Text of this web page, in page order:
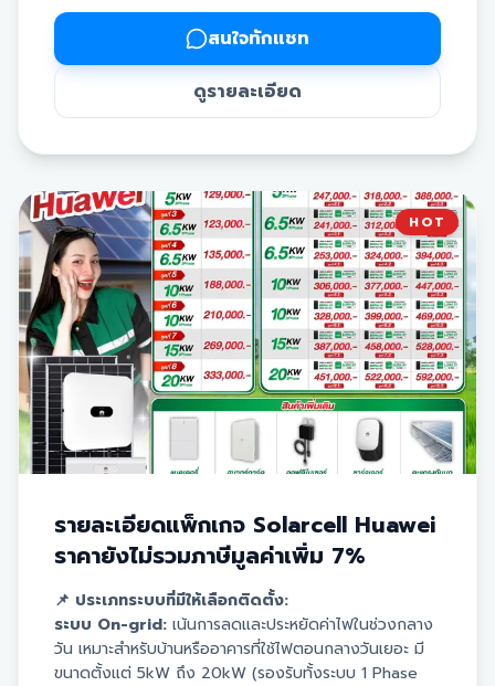
ระบบ Hybrid:ตอบโจทย์การใช้งานตลอด 24 ชั่วโมง ทั้ง
กลางวันและกลางคืน โดยมีแบตเตอรี่ให้เลือกจับคู่ตามความ
ต้องการใช้งาน (ขนาดความจุ 5 kW, 10 kW และ 16 kW)
📦 สินค้าออปชันเพิ่มเติม:
แบตเตอรี่:
สำหรับกักเก็บพลังงานแสงอาทิตย์ไว้ใช้ในเวลา
Backup Box:ระบบป้องกันไฟดับอัตโนมัติ ช่วยจ่ายไฟ
ออฟติไมเซอร์:อุปกรณ์ช่วยตรวจสอบและเพิ่มประสิทธิภาพ
การผลิตไฟฟ้าของแผง
ตะแกรงกันนก:ป้องกันปัญหานกเข้าไปอยู่อาศัยหรือทำรังใต้
แผงโซล่าเซลล์
🛡 บริการหลังการขายและการรับประกัน:
ฟรี! บริการดูแลล้างแผงและตรวจเช็กอุปกรณ์ นาน 3 ปี
รับประกันตัวเครื่อง Inverter (Deye)
แบตเตอรี่ นาน 7 ปี
รับประกันแผงโซล่าเซลล์ยาวนานสูงสุดถึง 30 ปี
สนใจทักแชท
ดูรายละเอียด
HOT
รายละเอียดแพ็กเกจ Solarcell Huawei
ราคายังไม่รวมภาษีมูลค่าเพิ่ม 7%
📌 ประเภทระบบที่มีให้เลือกติดตั้ง:
ระบบ On-grid: เน้นการลดและประหยัดค่าไฟในช่วงกลาง
วัน เหมาะสำหรับบ้านหรืออาคารที่ใช้ไฟตอนกลางวันเยอะ มี
ขนาดตั้งแต่ 5kW ถึง 20kW (รองรับทั้งระบบ 1 Phase